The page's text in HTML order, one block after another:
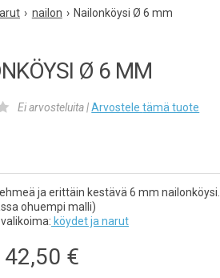
nailon Nailonköysi Ø 6 mm
Ø 6 MM
Ei arvosteluita |Arvosteletämä tuote
ja erittäin kestävä 6 mm nailonköysi.
ohuempi malli)
köydet ja narut
42,50 €